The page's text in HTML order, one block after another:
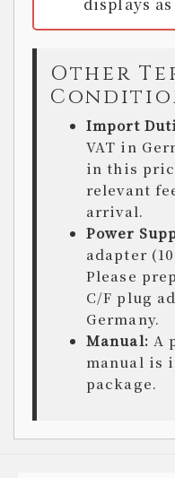
Other
Import
VAT in
in this
relevant
arrival.
Power
adapter
Please
C/F plug
Germany.
Manual: A
manual is
package.